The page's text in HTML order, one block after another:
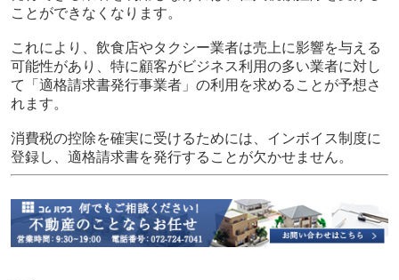
ことができなくなります。
これにより、飲食店やタクシー業者は売上に影響を与える
可能性があり、特に顧客がビジネス利用の多い業者に対し
て「適格請求書発行事業者」の利用を求めることが予想さ
れます。
消費税の控除を確実に受けるためには、インボイス制度に
登録し、適格請求書を発行することが欠かせません。